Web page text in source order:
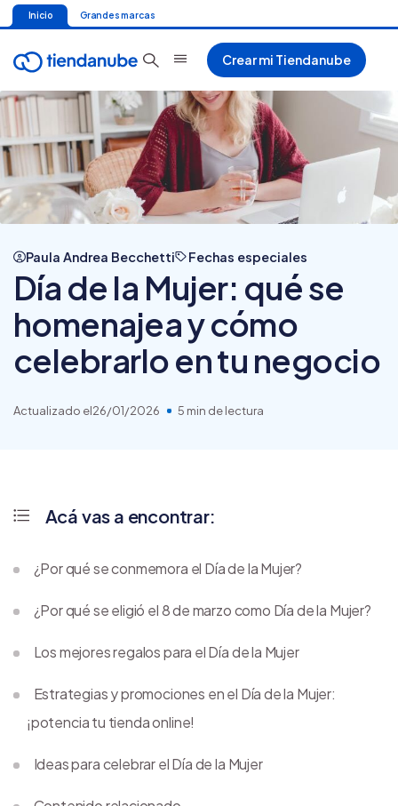
Inicio Grandes marcas
Crear mi Tiendanube
Paula Andrea Becchetti Fechas especiales
Día de la Mujer: qué se
homenajea y cómo
celebrarlo en tu negocio
Actualizado el26/01/2026 5 min de lectura
Acá vas a encontrar:
¿Por qué se conmemora el Día de la Mujer?
¿Por qué se eligió el 8 de marzo como Día de la Mujer?
Los mejores regalos para el Día de la Mujer
Estrategias y promociones en el Día de la Mujer:
¡potencia tu tienda online!
Ideas para celebrar el Día de la Mujer